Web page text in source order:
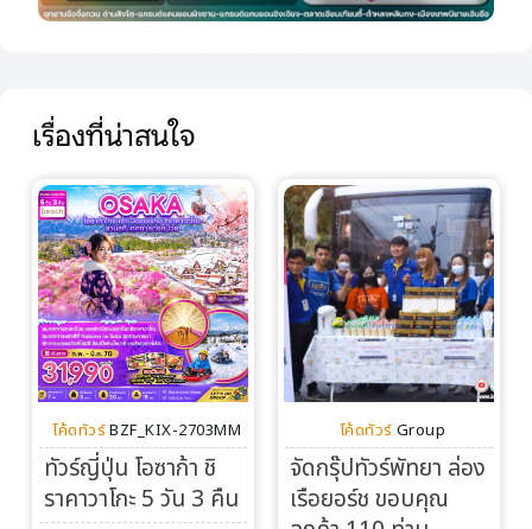
เรื่องที่น่าสนใจ
โค้ดทัวร์ BZF_KIX-2703MM
ทัวร์ญี่ปุ่น โอซาก้า ชิ
ราคาวาโกะ 5 วัน 3 คืน
โค้ดทัวร์ Group
จัดกรุ๊ปทัวร์พัทยา ล่อง
เรือยอร์ช ขอบคุณ